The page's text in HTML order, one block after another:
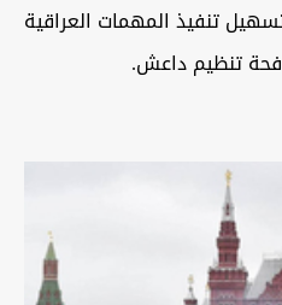
تنفيذ المهمات العراقية
تنظيم داعش.